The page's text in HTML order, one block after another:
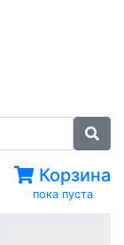
Корзина
пока пуста